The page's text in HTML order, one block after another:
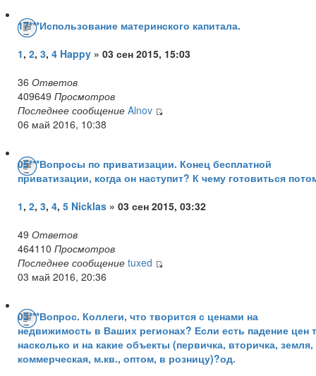
17***Использование материнского капитала.
1, 2, 3, 4 Happy » 03 сен 2015, 15:03
36 Ответов
409649 Просмотров
Последнее сообщение Alnov
06 май 2016, 10:38
05***Вопросы по приватизации. Конец бесплатной
приватизации, когда он наступит? К чему готовиться
1, 2, 3, 4, 5 Nicklas » 03 сен 2015, 03:32
49 Ответов
464110 Просмотров
Последнее сообщение tuxed
03 май 2016, 20:36
03***Вопрос. Коллеги, что творится с ценами на
недвижимость в Ваших регионах? Если есть падение цен
насколько и на какие объекты (первичка, вторичка, земля,
коммерческая, м.кв., оптом, в розницу)?од.